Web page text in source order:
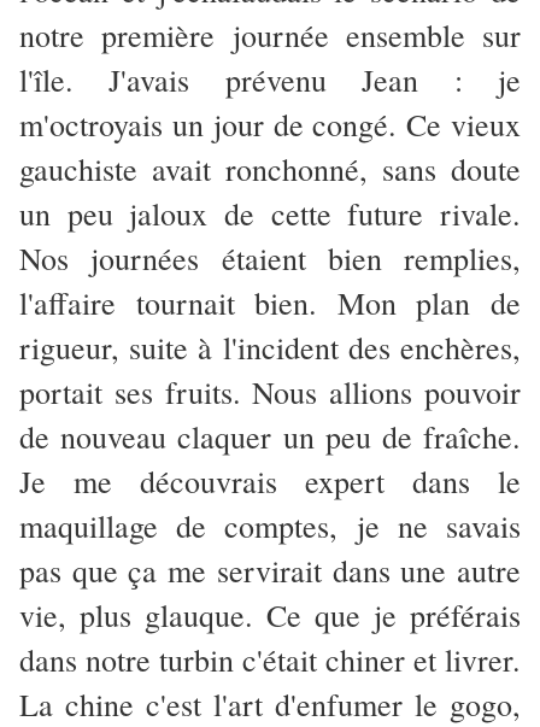
notre première journée ensemble sur
l'île. J'avais prévenu Jean : je
m'octroyais un jour de congé. Ce vieux
gauchiste avait ronchonné, sans doute
un peu jaloux de cette future rivale.
Nos journées étaient bien remplies,
l'affaire tournait bien. Mon plan de
rigueur, suite à l'incident des enchères,
portait ses fruits. Nous allions pouvoir
de nouveau claquer un peu de fraîche.
Je me découvrais expert dans le
maquillage de comptes, je ne savais
pas que ça me servirait dans une autre
vie, plus glauque. Ce que je préférais
dans notre turbin c'était chiner et livrer.
La chine c'est l'art d'enfumer le gogo,